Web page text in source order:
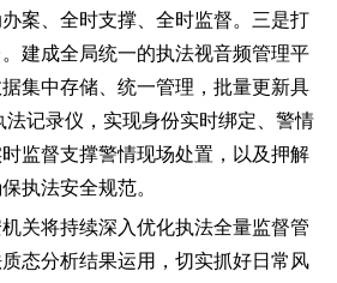
案、全时支撑、全时监督。三是打
建成全局统一的执法视音频管理平
集中存储、统一管理，批量更新具
法记录仪，实现身份实时绑定、警情
监督支撑警情现场处置，以及押解
执法安全规范。
关将持续深入优化执法全量监督管
态分析结果运用，切实抓好日常风